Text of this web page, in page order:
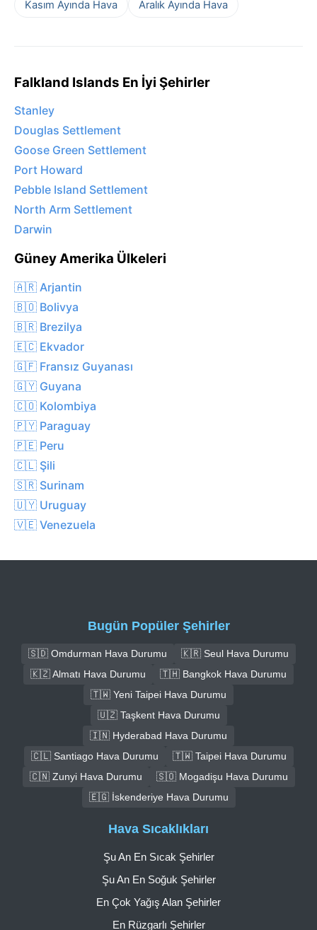
Kasım Ayında Hava Aralık Ayında Hava
Falkland Islands En İyi Şehirler
Stanley
Douglas Settlement
Goose Green Settlement
Port Howard
Pebble Island Settlement
North Arm Settlement
Darwin
Güney Amerika Ülkeleri
🇦🇷 Arjantin
🇧🇴 Bolivya
🇧🇷 Brezilya
🇪🇨 Ekvador
🇬🇫 Fransız Guyanası
🇬🇾 Guyana
🇨🇴 Kolombiya
🇵🇾 Paraguay
🇵🇪 Peru
🇨🇱 Şili
🇸🇷 Surinam
🇺🇾 Uruguay
🇻🇪 Venezuela
Bugün Popüler Şehirler
🇸🇩 Omdurman Hava Durumu
🇰🇷 Seul Hava Durumu
🇰🇿 Almatı Hava Durumu
🇹🇭 Bangkok Hava Durumu
🇹🇼 Yeni Taipei Hava Durumu
🇺🇿 Taşkent Hava Durumu
🇮🇳 Hyderabad Hava Durumu
🇨🇱 Santiago Hava Durumu
🇹🇼 Taipei Hava Durumu
🇨🇳 Zunyi Hava Durumu
🇸🇴 Mogadişu Hava Durumu
🇪🇬 İskenderiye Hava Durumu
Hava Sıcaklıkları
Şu An En Sıcak Şehirler
Şu An En Soğuk Şehirler
En Çok Yağış Alan Şehirler
En Rüzgarlı Şehirler